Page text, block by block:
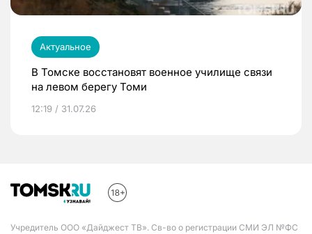
Актуальное
В Томске восстановят военное училище связи
на левом берегу Томи
12:19 / 31.07.26
Учредитель ООО «Дайджест ТВ». Св-во о регистрации СМИ ЭЛ №ФС